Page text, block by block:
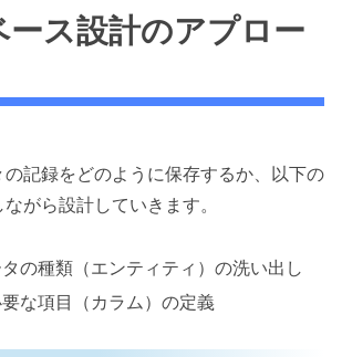
ース設計のアプロー
記録をどのように保存するか、以下の
がら設計していきます。
の種類（エンティティ）の洗い出し
な項目（カラム）の定義